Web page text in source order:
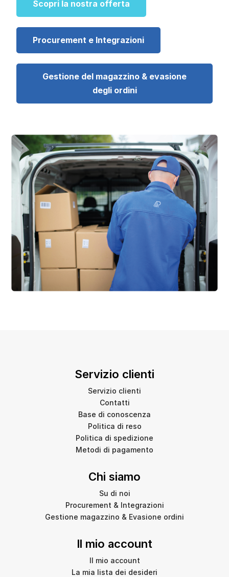
Scopri la nostra offerta
Procurement e Integrazioni
Gestione del magazzino & evasione
degli ordini
Servizio clienti
Servizio clienti
Contatti
Base di conoscenza
Politica di reso
Politica di spedizione
Metodi di pagamento
Chi siamo
Su di noi
Procurement & Integrazioni
Gestione magazzino & Evasione ordini
Il mio account
Il mio account
La mia lista dei desideri